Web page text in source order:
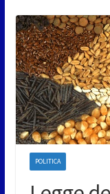
POLITICA